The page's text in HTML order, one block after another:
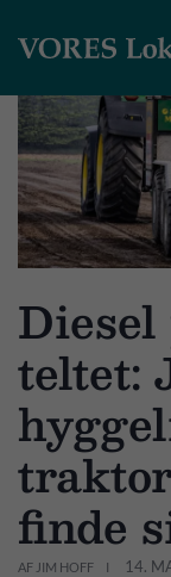
teltet:
finde
AF JIM HOFF 14.